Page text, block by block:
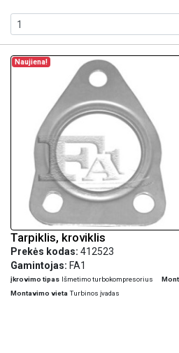
Naujiena!
Tarpiklis, kroviklis
Prekės kodas: 412523
Gamintojas: FA1
įkrovimo tipas Išmetimo turbokompresorius
Montavimo vieta Turbinos įvadas